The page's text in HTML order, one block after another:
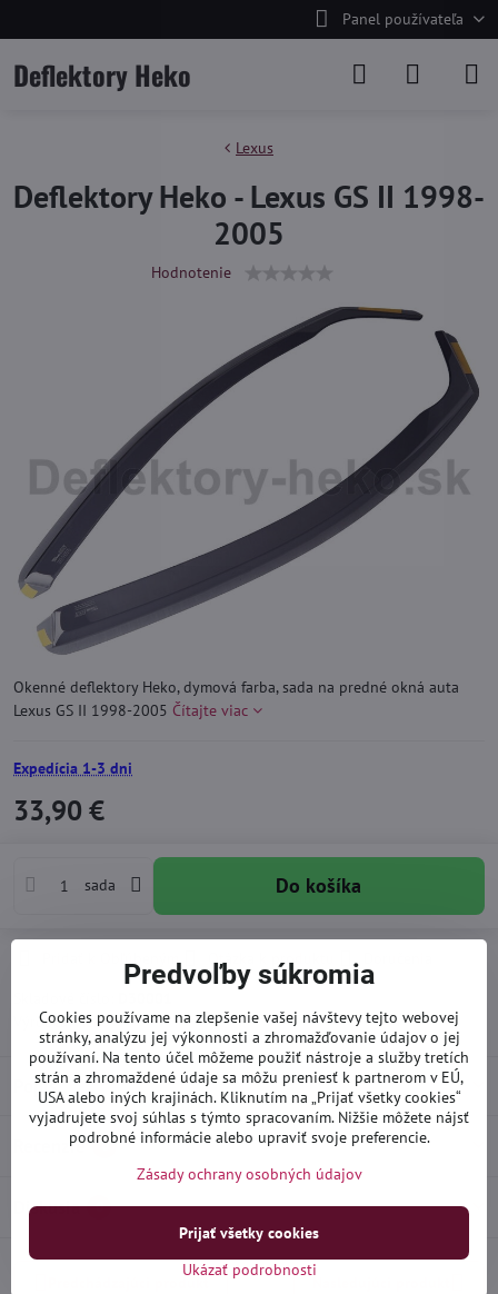
Panel používateľa
Deflektory Heko
Lexus
Deflektory Heko - Lexus GS II 1998-
2005
Hodnotenie
Okenné deflektory Heko, dymová farba, sada na predné okná auta
Lexus GS II 1998-2005 Čítajte viac
Expedícia 1-3 dni
33,90 €
sada Do košíka
Výrobca:Heko
Popis
Recenzie 0
Diskusia 0
Predvoľby súkromia
Cookies používame na zlepšenie vašej návštevy tejto webovej
stránky, analýzu jej výkonnosti a zhromažďovanie údajov o jej
používaní. Na tento účel môžeme použiť nástroje a služby tretích
strán a zhromaždené údaje sa môžu preniesť k partnerom v EÚ,
USA alebo iných krajinách. Kliknutím na „Prijať všetky cookies“
vyjadrujete svoj súhlas s týmto spracovaním. Nižšie môžete nájsť
podrobné informácie alebo upraviť svoje preferencie.
Zásady ochrany osobných údajov
Ukázať podrobnosti
Prijať všetky cookies